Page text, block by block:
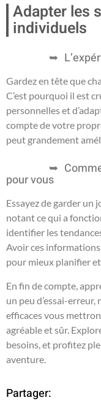
Adapter les
individuels
Gardez en tête que
C’est pourquoi il est
personnelles et
compte de votre
peut grandement
pour vous
Essayez de garder un
notant ce qui a
identifier les
Avoir ces
pour mieux planifier
En fin de compte,
un peu d’essai-
efficaces vous
agréable et sûr.
besoins, et profitez
aventure.
Partager: